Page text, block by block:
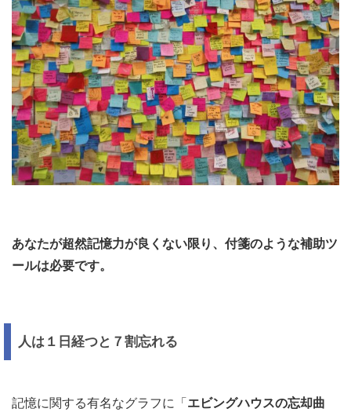
あなたが超然記憶力が良くない限り、付箋のような補助ツ
ールは必要です。
人は１日経つと７割忘れる
記憶に関する有名なグラフに「エビングハウスの忘却曲